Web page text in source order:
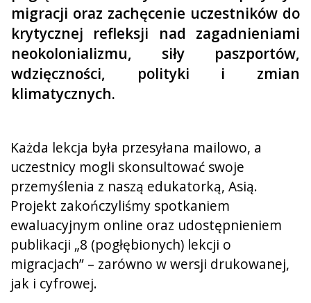
migracji oraz zachęcenie uczestników do
krytycznej refleksji nad zagadnieniami
neokolonializmu, siły paszportów,
wdzięczności, polityki i zmian
klimatycznych.
Każda lekcja była przesyłana mailowo, a
uczestnicy mogli skonsultować swoje
przemyślenia z naszą edukatorką, Asią.
Projekt zakończyliśmy spotkaniem
ewaluacyjnym online oraz udostępnieniem
publikacji „8 (pogłębionych) lekcji o
migracjach” – zarówno w wersji drukowanej,
jak i cyfrowej.